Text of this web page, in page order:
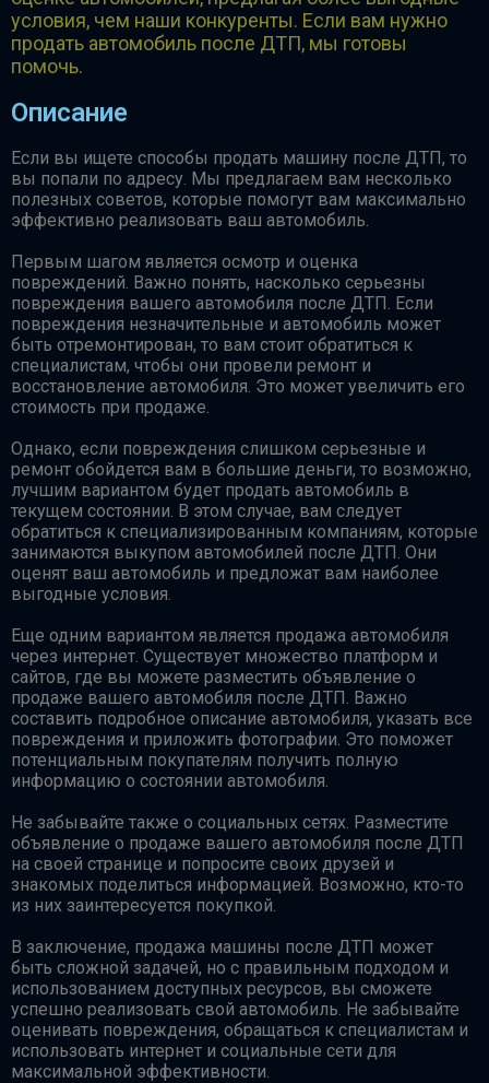
условия, чем наши конкуренты. Если вам нужно
продать автомобиль после ДТП, мы готовы
помочь.
Описание
Если вы ищете способы продать машину после ДТП, то
вы попали по адресу. Мы предлагаем вам несколько
полезных советов, которые помогут вам максимально
эффективно реализовать ваш автомобиль.
Первым шагом является осмотр и оценка
повреждений. Важно понять, насколько серьезны
повреждения вашего автомобиля после ДТП. Если
повреждения незначительные и автомобиль может
быть отремонтирован, то вам стоит обратиться к
специалистам, чтобы они провели ремонт и
восстановление автомобиля. Это может увеличить его
стоимость при продаже.
Однако, если повреждения слишком серьезные и
ремонт обойдется вам в большие деньги, то возможно,
лучшим вариантом будет продать автомобиль в
текущем состоянии. В этом случае, вам следует
обратиться к специализированным компаниям, которые
занимаются выкупом автомобилей после ДТП. Они
оценят ваш автомобиль и предложат вам наиболее
выгодные условия.
Еще одним вариантом является продажа автомобиля
через интернет. Существует множество платформ и
сайтов, где вы можете разместить объявление о
продаже вашего автомобиля после ДТП. Важно
составить подробное описание автомобиля, указать все
повреждения и приложить фотографии. Это поможет
потенциальным покупателям получить полную
информацию о состоянии автомобиля.
Не забывайте также о социальных сетях. Разместите
объявление о продаже вашего автомобиля после ДТП
на своей странице и попросите своих друзей и
знакомых поделиться информацией. Возможно, кто-то
из них заинтересуется покупкой.
В заключение, продажа машины после ДТП может
быть сложной задачей, но с правильным подходом и
использованием доступных ресурсов, вы сможете
успешно реализовать свой автомобиль. Не забывайте
оценивать повреждения, обращаться к специалистам и
использовать интернет и социальные сети для
максимальной эффективности.